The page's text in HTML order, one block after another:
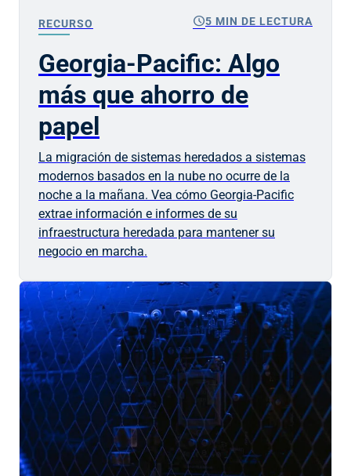
RECURSO schedule5 MIN DE LECTURA
Georgia-Pacific: Algo
más que ahorro de
papel
La migración de sistemas heredados a sistemas
modernos basados en la nube no ocurre de la
noche a la mañana. Vea cómo Georgia-Pacific
extrae información e informes de su
infraestructura heredada para mantener su
negocio en marcha.